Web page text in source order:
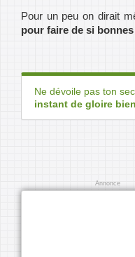
Pour un peu on dirait
pour faire de si
Ne dévoile pas ton
instant de gloire